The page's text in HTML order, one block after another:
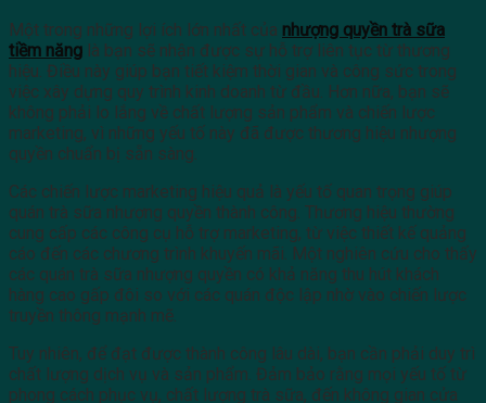
Một trong những lợi ích lớn nhất của nhượng quyền trà sữa
tiềm năng là bạn sẽ nhận được sự hỗ trợ liên tục từ thương
hiệu. Điều này giúp bạn tiết kiệm thời gian và công sức trong
việc xây dựng quy trình kinh doanh từ đầu. Hơn nữa, bạn sẽ
không phải lo lắng về chất lượng sản phẩm và chiến lược
marketing, vì những yếu tố này đã được thương hiệu nhượng
quyền chuẩn bị sẵn sàng.
Các chiến lược marketing hiệu quả là yếu tố quan trọng giúp
quán trà sữa nhượng quyền thành công. Thương hiệu thường
cung cấp các công cụ hỗ trợ marketing, từ việc thiết kế quảng
cáo đến các chương trình khuyến mãi. Một nghiên cứu cho thấy
các quán trà sữa nhượng quyền có khả năng thu hút khách
hàng cao gấp đôi so với các quán độc lập nhờ vào chiến lược
truyền thông mạnh mẽ.
Tuy nhiên, để đạt được thành công lâu dài, bạn cần phải duy trì
chất lượng dịch vụ và sản phẩm. Đảm bảo rằng mọi yếu tố từ
phong cách phục vụ, chất lượng trà sữa, đến không gian cửa